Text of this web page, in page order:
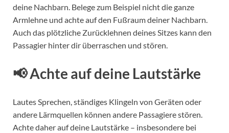
deine Nachbarn. Belege zum Beispiel nicht die ganze
Armlehne und achte auf den Fußraum deiner Nachbarn.
Auch das plötzliche Zurücklehnen deines Sitzes kann den
Passagier hinter dir überraschen und stören.
📢 Achte auf deine Lautstärke
Lautes Sprechen, ständiges Klingeln von Geräten oder
andere Lärmquellen können andere Passagiere stören.
Achte daher auf deine Lautstärke – insbesondere bei